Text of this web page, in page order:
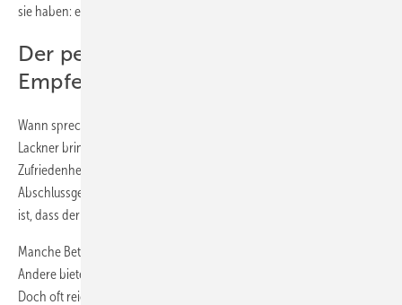
sie haben: echte Weiterempfehlungen zufriedener Kunden.
Der perfekte Moment für die
Empfehlungsbitte
Wann spreche ich Kunden auf Weiterempfehlungen an? Stefan
Lackner bringt es auf den Punkt: "Das ist der Moment der höchsten
Zufriedenheit." Ob nach erfolgreicher Montage, beim
Abschlussgespräch oder nach einem Serviceeinsatz – entscheidend
ist, dass der Kunde seine Begeisterung bereits geäußert hat.
Manche Betriebe nutzen spezielle Empfehlungskarten mit Team-Foto.
Andere bieten kleine Goodies für erfolgreiche Weiterempfehlungen.
Doch oft reicht schon die ehrliche Bitte: "Ich würde mich freuen,